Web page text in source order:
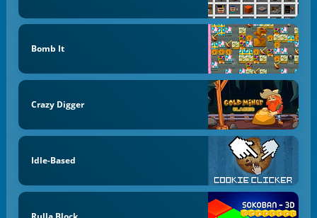
Bomb It
Crazy Digger
Idle-Based